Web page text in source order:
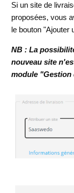
Si un site de
proposées, vous
le bouton "Ajouter
NB : La
nouveau site
module "Gestion